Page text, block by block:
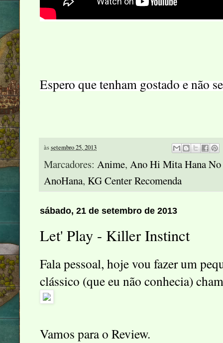
Espero que tenham gostado e não
àssetembro 25, 2013
Marcadores: Anime, Ano Hi Mita Hana No
AnoHana, KG Center Recomenda
sábado, 21 de setembro de 2013
Let' Play - Killer Instinct
Fala pessoal, hoje vou fazer um
clássico (que eu não conhecia)
Vamos para o Review.